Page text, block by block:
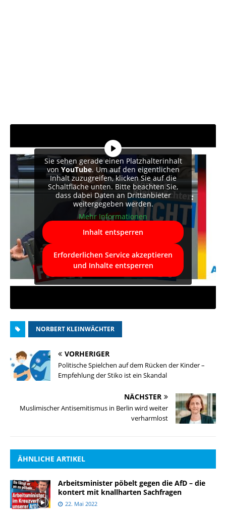
Sie sehen gerade einen Platzhalterinhalt
von YouTube. Um auf den eigentlichen
Inhalt zuzugreifen, klicken Sie auf die
Schaltfläche unten. Bitte beachten Sie,
dass dabei Daten an Drittanbieter
weitergegeben werden.
Mehr Informationen
Inhalt entsperren
Erforderlichen Service akzeptieren
und Inhalte entsperren
NORBERT KLEINWÄCHTER
VORHERIGER
Politische Spielchen auf dem Rücken der Kinder –
Empfehlung der Stiko ist ein Skandal
NÄCHSTER
Muslimischer Antisemitismus in Berlin wird weiter
verharmlost
ÄHNLICHE ARTIKEL
Arbeitsminister pöbelt gegen die AfD – die
kontert mit knallharten Sachfragen
22. Mai 2022